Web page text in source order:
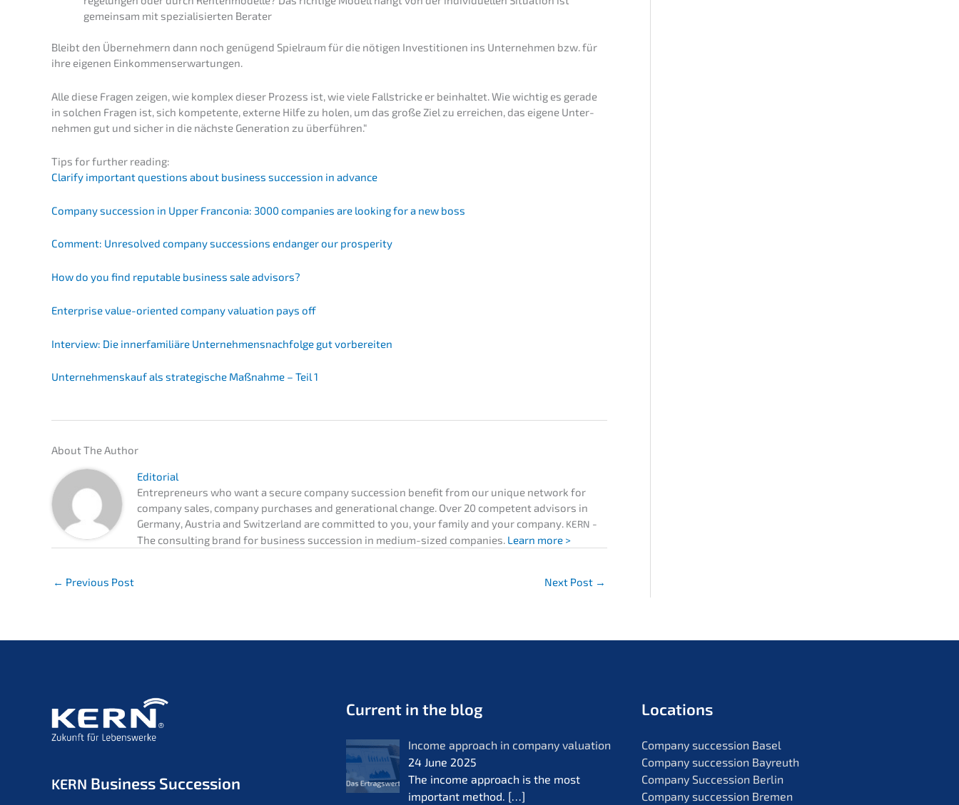
gemein­sam mit spezia­li­sier­ten Berater
Bleibt den Überneh­mern dann noch genügend Spiel­raum für die nötigen Inves­ti­tio­nen ins Unter­neh­men bzw. für
ihre eigenen Einkommenserwartungen.
Alle diese Fragen zeigen, wie komplex dieser Prozess ist, wie viele Fallstri­cke er beinhal­tet. Wie wichtig es gerade
in solchen Fragen ist, sich kompe­ten­te, exter­ne Hilfe zu holen, um das große Ziel zu errei­chen, das eigene Unter­
neh­men gut und sicher in die nächs­te Genera­ti­on zu überführen.“
Tips for further reading:
Clari­fy important questi­ons about business succes­si­on in advance
Compa­ny succes­si­on in Upper Franco­nia: 3000 compa­nies are looking for a new boss
Comment: Unresol­ved compa­ny succes­si­ons endan­ger our prosperity
How do you find reputa­ble business sale advisors?
Enter­pri­se value-orien­ted compa­ny valua­ti­on pays off
Inter­view: Die inner­fa­mi­liä­re Unternehmens­nachfolge gut vorbereiten
Unter­nehmens­kauf als strate­gi­sche Maßnah­me – Teil 1
About The Author
Edito­ri­al
Entre­pre­neurs who want a secure compa­ny succes­si­on benefit from our unique network for
compa­ny sales, compa­ny purcha­ses and genera­tio­nal change. Over 20 compe­tent advisors in
Germa­ny, Austria and Switz­er­land are commit­ted to you, your family and your compa­ny. KERN -
The consul­ting brand for business succes­si­on in medium-sized compa­nies. Learn more >
← Previous Post Next Post →
KERN Business Succession
Current in the blog
Income approach in compa­ny valua­ti­on
24 June 2025
The income approach is the most
important method. […]
Locati­ons
Compa­ny succes­si­on Basel
Compa­ny succes­si­on Bayreuth
Compa­ny Succes­si­on Berlin
Compa­ny succes­si­on Bremen